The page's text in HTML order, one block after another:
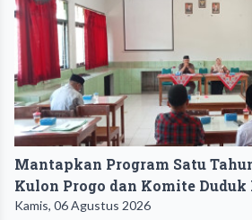
Mantapkan Program Satu
Kulon Progo dan Komite Duduk
Kamis, 06 Agustus 2026